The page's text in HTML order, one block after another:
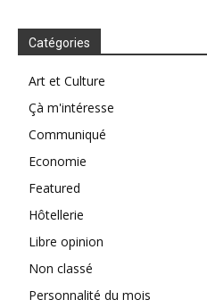
Catégories
Art et Culture
Çà m'intéresse
Communiqué
Economie
Featured
Hôtellerie
Libre opinion
Non classé
Personnalité du mois